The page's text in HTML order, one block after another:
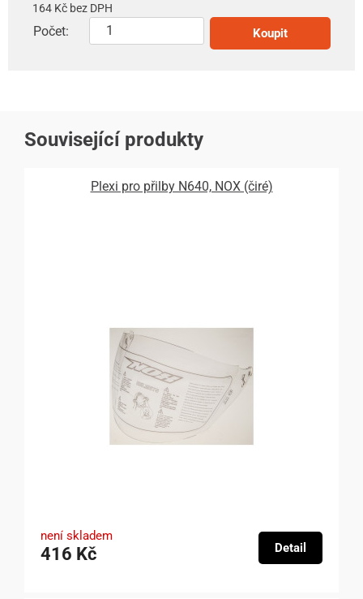
164 Kč bez DPH
Počet: Koupit
Související produkty
Plexi pro přilby N640, NOX (čiré)
není skladem
416 Kč Detail